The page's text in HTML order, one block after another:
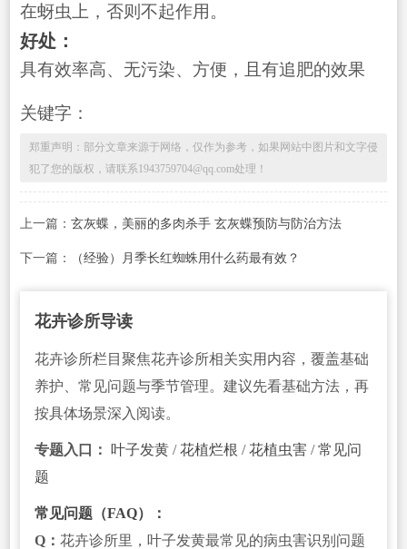
在蚜虫上，否则不起作用。
好处：
具有效率高、无污染、方便，且有追肥的效果
关键字：
郑重声明：部分文章来源于网络，仅作为参考，如果网站中图片和文字侵
犯了您的版权，请联系1943759704@qq.com处理！
上一篇： 玄灰蝶，美丽的多肉杀手 玄灰蝶预防与防治方法
下一篇： （经验）月季长红蜘蛛用什么药最有效？
花卉诊所导读
花卉诊所栏目聚焦花卉诊所相关实用内容，覆盖基础
养护、常见问题与季节管理。建议先看基础方法，再
按具体场景深入阅读。
专题入口： 叶子发黄/花植烂根 /花植虫害/常见问
题
常见问题（FAQ）：
Q： 花卉诊所里，叶子发黄最常见的病虫害识别问题